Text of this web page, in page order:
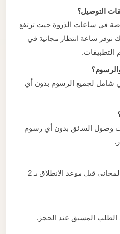
التوصيل؟
في ساعات الذروة حيث ترتفع
نوفر ساعة انتظار مجانية في
شامل لجميع الرسوم بدون أي
وصول السائق بدون أي رسوم
نعم، يمكن التعديل أو الإلغاء المجاني قبل موعد الانطلاق بـ 2
المسبق عند الحجز.